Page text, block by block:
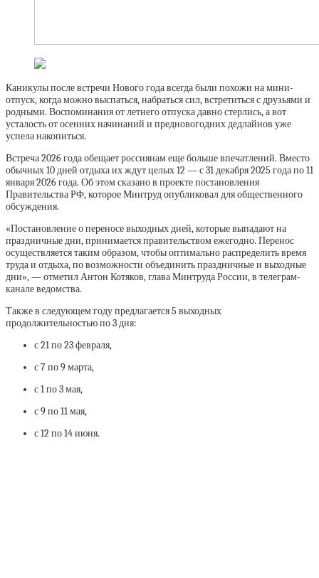
Каникулы после встречи Нового года всегда были похожи на мини-
отпуск, когда можно выспаться, набраться сил, встретиться с друзьями и
родными. Воспоминания от летнего отпуска давно стерлись, а вот
усталость от осенних начинаний и предновогодних дедлайнов уже
успела накопиться.
Встреча 2026 года обещает россиянам еще больше впечатлений. Вместо
обычных 10 дней отдыха их ждут целых 12 — с 31 декабря 2025 года по 11
января 2026 года. Об этом сказано в проекте постановления
Правительства РФ, которое Минтруд опубликовал для общественного
обсуждения.
«Постановление о переносе выходных дней, которые выпадают на
праздничные дни, принимается правительством ежегодно. Перенос
осуществляется таким образом, чтобы оптимально распределить время
труда и отдыха, по возможности объединить праздничные и выходные
дни», — отметил Антон Котяков, глава Минтруда России, в телеграм-
канале ведомства.
Также в следующем году предлагается 5 выходных
продолжительностью по 3 дня:
с 21 по 23 февраля,
с 7 по 9 марта,
с 1 по 3 мая,
с 9 по 11 мая,
с 12 по 14 июня.